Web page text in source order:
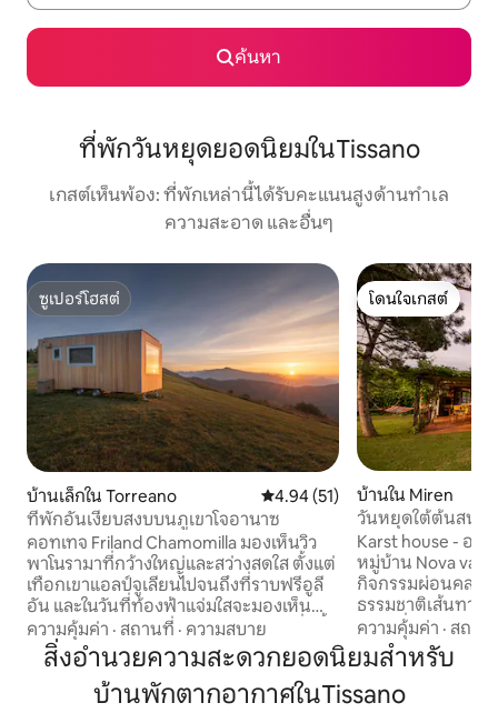
ค้นหา
ที่พักวันหยุดยอดนิยมในTissano
เกสต์เห็นพ้อง: ที่พักเหล่านี้ได้รับคะแนนสูงด้านทำเล
ความสะอาด และอื่นๆ
ซูเปอร์โฮสต์
ซูเปอร์โฮสต์
บ้านเล็กใน Torreano คะแนนเฉลี่ย 4.94 จาก 5, 51 รีวิว
4.94 (51)
ที่พักอันเงียบสงบบนภูเขาโจอานาซ
คอทเทจ Friland Chamomilla มองเห็นวิว
พาโนรามาที่กว้างใหญ่และสว่างสดใส ตั้งแต่
เทือกเขาแอลป์จูเลียนไปจนถึงที่ราบฟรีอูลี
อัน และในวันที่ท้องฟ้าแจ่มใสจะมองเห็น
ทะเลและสโลวีเนียได้ ในฤดูใบไม้ผลิ ป่าตื่นขึ้น
มาพร้อมดอกตูมใหม่ๆ อากาศเริ่มอบอุ่น
และภูมิทัศน์ก็มีชีวิตชีวาด้วยเฉดสีเขียว วันที่
แสงแดดยาวขึ้นและอากาศอุ่นขึ้นชวนให้
ความคุ้มค่า · สถานที่ · ความสบาย
โดนใจเกสต์
โดนใจเกสต์
บ้านใน Miren
วันหยุดใต้ต้นสน -
Karst house - อพ
หมู่บ้าน Nova vas
กิจกรรมผ่อนคลา
ธรรมชาติเส้นทาง
ยอดเยี่ยม วันหยุ
ครอบครัวและสำห
ธรรมชาติและประ
ริมชายแดนอิตาลีเ
ชมสถานที่สโลวีเนี
ความคุ้มค่า · สถาน
สิ่งอำนวยความสะดวกยอดนิยมสำหรับ
บ้านพักตากอากาศในTissano